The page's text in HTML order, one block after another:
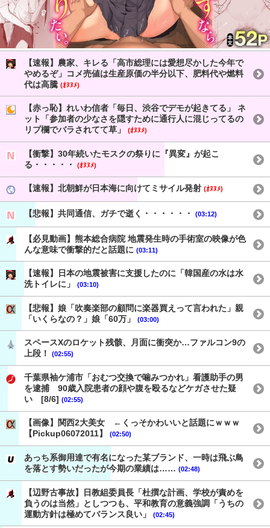
【速報】農家、キレる「高市総理には愛想尽かした今年で
やめるぞ」コメ売値は生産原価の半分以下、肥料代や燃料
代は高騰 (ｵﾇﾇﾒ)
【赤っ恥】れいわ信者「毎日、渋谷でデモが起きてる」 ネ
ット「参加者の少なさを隠すために通行人に混じってるの
リプ欄でバラされてて草」
(ｵﾇﾇﾒ)
【衝撃】30年続いたモスクの祭りに『異変』が起こ
る・・・・・
(ｵﾇﾇﾒ)
【速報】北朝鮮が日本海に向けてミサイル発射 (ｵﾇﾇﾒ)
【悲報】共同通信、ガチで逝く・・・・・・ (03:12)
【必見動画】熊本総合病院 地震発生時の手術室の映像が色
んな意味で衝撃的だと話題に (03:11)
【速報】日本の地震被害に支援したのに「韓国産の水は水
洗トイレに」
(03:10)
【悲報】娘「吹奏楽部の顧問に楽器買えって言われた」親
「いくらなの？」娘「60万」
(03:00)
スペースXのロケット残骸、月面に衝突か…ファルコン9の
上段！
(02:55)
千葉県袖ケ浦市「おむつ交換で噛みつかれ」看護助手の男
を逮捕 90歳入院患者の顔や腹を殴るなどケガさせた疑
い [8/6] (02:55)
【画像】関西2大美女 ←くっそかわいいと話題にｗｗｗ
【Pickup06072011】
(02:50)
あっち系御用達で有名になった某ブランド、一時は飛ぶ鳥
を落とす勢いだったが今期の業績は…… (02:48)
【辺野古事故】日教組委員長「杜撰な計画、学校が責めを
負うのは当然」としつつも、平和教育の意義強調「うちの
運動方針は極めてバランス良い」
(02:45)